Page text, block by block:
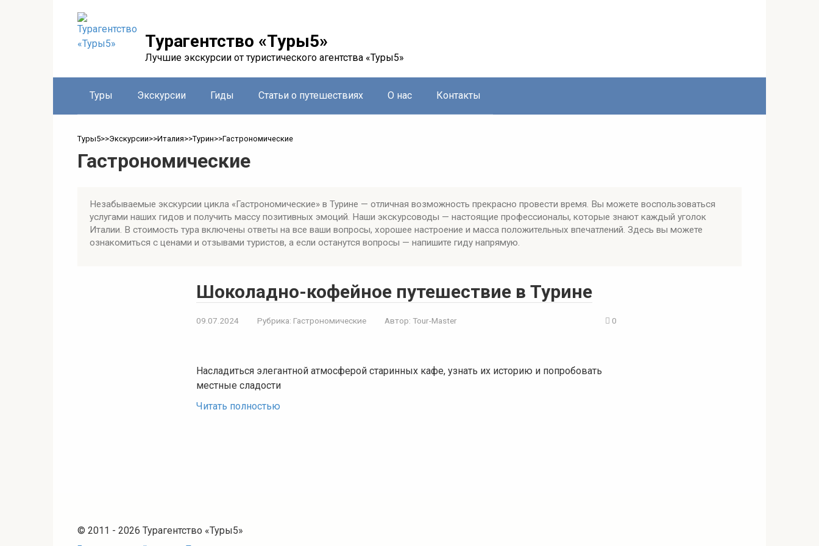
Турагентство «Туры5»
Лучшие экскурсии от туристического агентства «Туры5»
Туры Экскурсии Гиды Статьи о путешествиях О нас Контакты
Туры5>>Экскурсии>>Италия>>Турин>>Гастрономические
Гастрономические
Незабываемые экскурсии цикла «Гастрономические» в Турине — отличная возможность прекрасно провести время. Вы можете воспользоваться
услугами наших гидов и получить массу позитивных эмоций. Наши экскурсоводы — настоящие профессионалы, которые знают каждый уголок
Италии. В стоимость тура включены ответы на все ваши вопросы, хорошее настроение и масса положительных впечатлений. Здесь вы можете
ознакомиться с ценами и отзывами туристов, а если останутся вопросы — напишите гиду напрямую.
Шоколадно-кофейное путешествие в Турине
09.07.2024 Рубрика: Гастрономические Автор: Tour-Master 0
Насладиться элегантной атмосферой старинных кафе, узнать их историю и попробовать
местные сладости
Читать полностью
© 2011 - 2026 Турагентство «Туры5»